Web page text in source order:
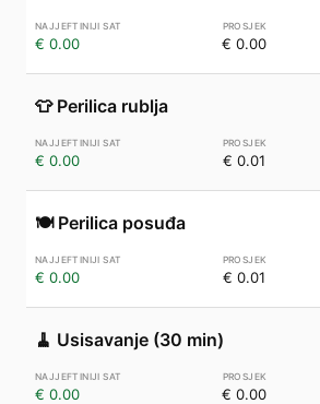
€ 0.00 € 0.00
👕 Perilica rublja
€ 0.00 € 0.01
🍽️ Perilica posuđa
€ 0.00 € 0.01
🧹 Usisavanje (30 min)
€ 0.00 € 0.00